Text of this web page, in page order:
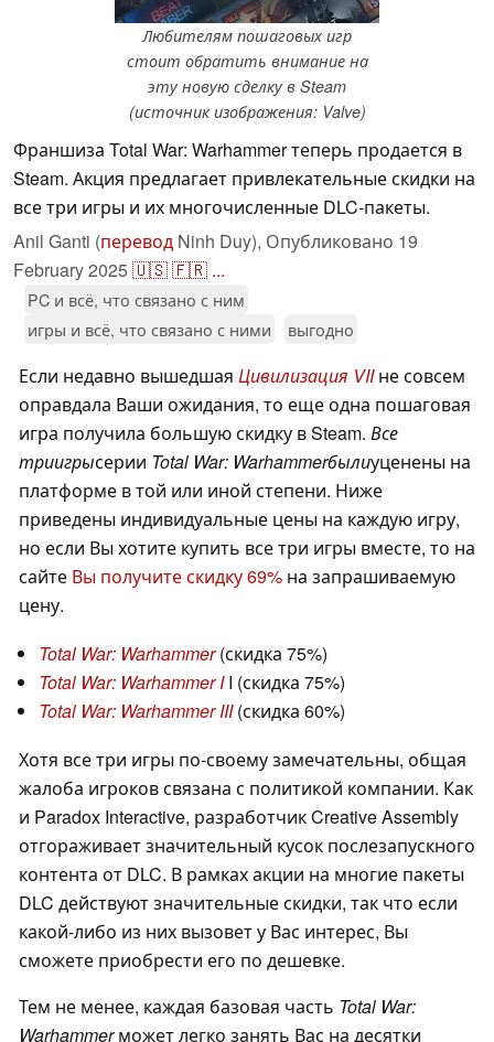
Любителям пошаговых игр
стоит обратить внимание на
эту новую сделку в Steam
(источник изображения: Valve)
Франшиза Total War: Warhammer теперь продается в
Steam. Акция предлагает привлекательные скидки на
все три игры и их многочисленные DLC-пакеты.
Anil Ganti (перевод Ninh Duy), Опубликовано 19
February 2025🇺🇸🇫🇷 ...
PC и всё, что связано с ним
игры и всё, что связано с ними
выгодно
Если недавно вышедшая Цивилизация VIIне совсем
оправдала Ваши ожидания, то еще одна пошаговая
игра получила большую скидку в Steam. Все
триигрысерии Total War: Warhammerбылиуценены на
платформе в той или иной степени. Ниже
приведены индивидуальные цены на каждую игру,
но если Вы хотите купить все три игры вместе, то на
сайте Вы получите скидку 69% на запрашиваемую
цену.
Total War: Warhammer(скидка 75%)
Total War: Warhammer II (скидка 75%)
Total War: Warhammer III(скидка 60%)
Хотя все три игры по-своему замечательны, общая
жалоба игроков связана с политикой компании. Как
и Paradox Interactive, разработчик Creative Assembly
отгораживает значительный кусок послезапускного
контента от DLC. В рамках акции на многие пакеты
DLC действуют значительные скидки, так что если
какой-либо из них вызовет у Вас интерес, Вы
сможете приобрести его по дешевке.
Тем не менее, каждая базовая часть Total War:
Warhammerможет легко занять Вас на десятки